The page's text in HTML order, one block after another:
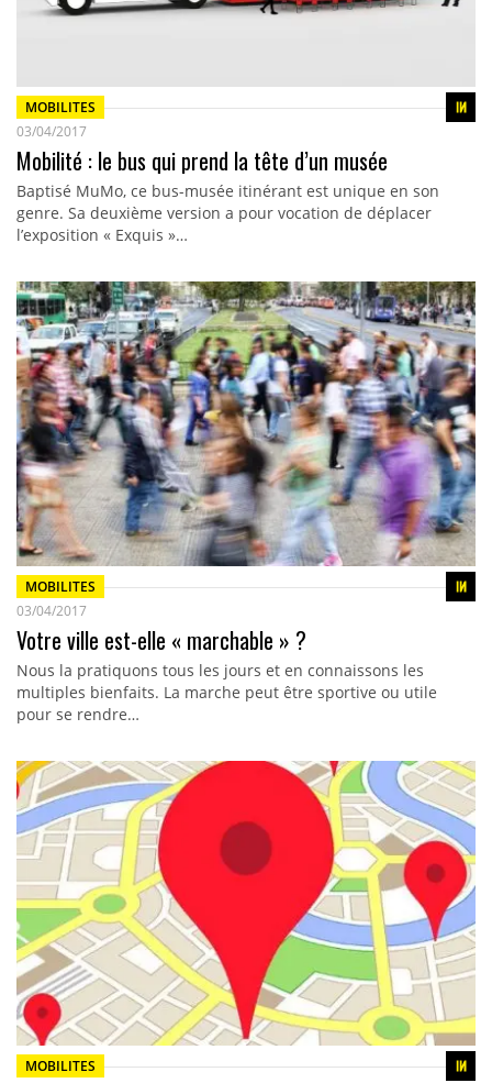
MOBILITES
03/04/2017
Mobilité : le bus qui prend la tête d’un musée
Baptisé MuMo, ce bus-musée itinérant est unique en son
genre. Sa deuxième version a pour vocation de déplacer
l’exposition « Exquis »…
MOBILITES
03/04/2017
Votre ville est-elle « marchable » ?
Nous la pratiquons tous les jours et en connaissons les
multiples bienfaits. La marche peut être sportive ou utile
pour se rendre…
MOBILITES